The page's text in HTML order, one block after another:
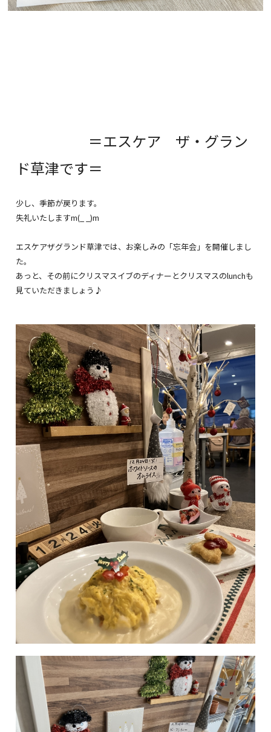
＝エスケア ザ・グラン
ド草津です＝
少し、季節が戻ります。
失礼いたしますm(_ _)m
エスケアザグランド草津では、お楽しみの「忘年会」を開催しまし
た。
あっと、その前にクリスマスイブのディナーとクリスマスのlunchも
見ていただきましょう♪